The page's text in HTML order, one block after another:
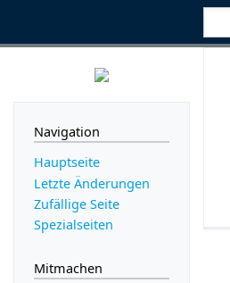
Navigation
Hauptseite
Letzte Änderungen
Zufällige Seite
Spezialseiten
Mitmachen